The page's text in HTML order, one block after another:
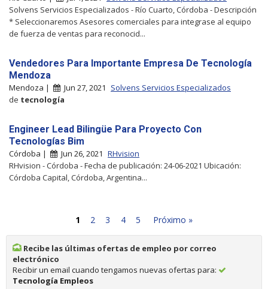
Solvens Servicios Especializados - Río Cuarto, Córdoba - Descripción
* Seleccionaremos Asesores comerciales para integrase al equipo
de fuerza de ventas para reconocid...
Vendedores Para Importante Empresa De Tecnología
Mendoza
Mendoza | Jun 27, 2021
Solvens Servicios Especializados
de tecnología
Engineer Lead Bilingüe Para Proyecto Con
Tecnologías Bim
Córdoba | Jun 26, 2021 RHvision
RHvision - Córdoba - Fecha de publicación: 24-06-2021 Ubicación:
Córdoba Capital, Córdoba, Argentina...
1 2 3 4 5 Próximo »
Recibe las últimas ofertas de empleo por correo
electrónico
Recibir un email cuando tengamos nuevas ofertas para:
Tecnología Empleos